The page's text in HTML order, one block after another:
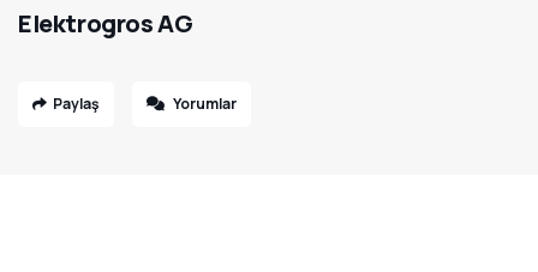
Elektrogros AG
Paylaş Yorumlar